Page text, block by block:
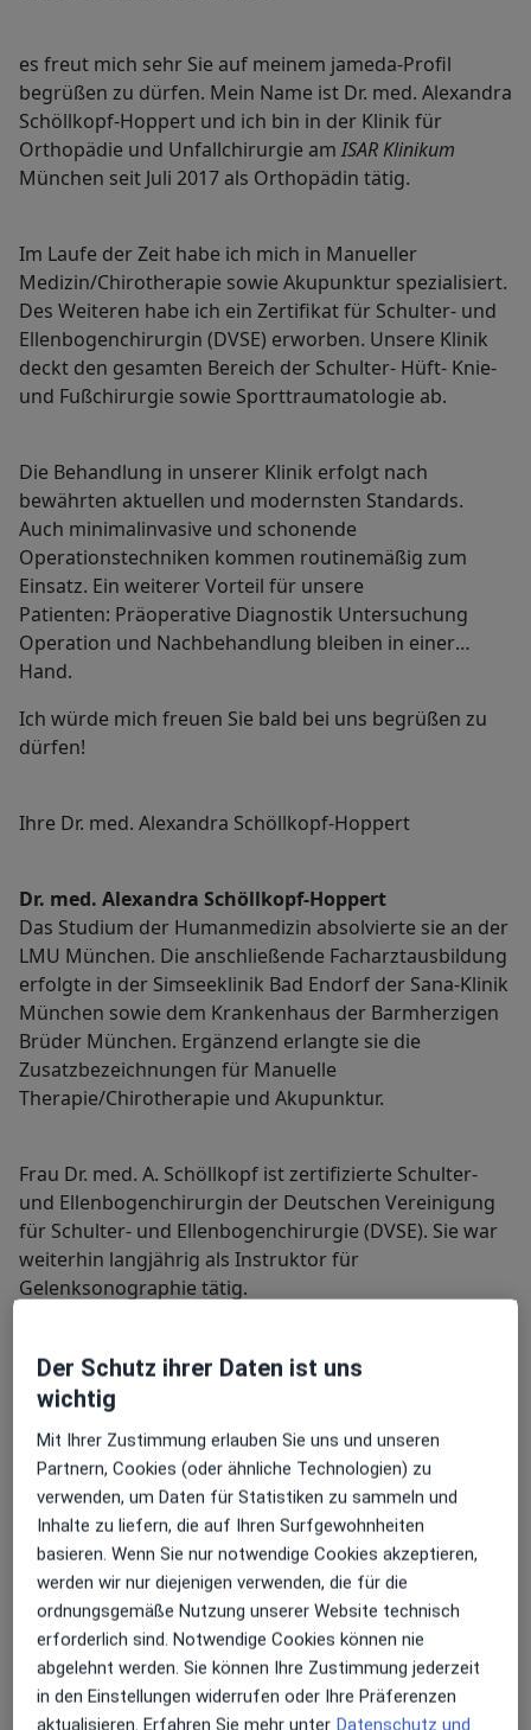
es freut mich sehr Sie auf meinem jameda-Profil
begrüßen zu dürfen. Mein Name ist Dr. med. Alexandra
Schöllkopf-Hoppert und ich bin in der Klinik für
Orthopädie und Unfallchirurgie am ISAR Klinikum
München seit Juli 2017 als Orthopädin tätig.
Im Laufe der Zeit habe ich mich in Manueller
Medizin/Chirotherapie sowie Akupunktur spezialisiert.
Des Weiteren habe ich ein Zertifikat für Schulter- und
Ellenbogenchirurgin (DVSE) erworben. Unsere Klinik
deckt den gesamten Bereich der Schulter- Hüft- Knie-
und Fußchirurgie sowie Sporttraumatologie ab.
Die Behandlung in unserer Klinik erfolgt nach
bewährten aktuellen und modernsten Standards.
Auch minimalinvasive und schonende
Operationstechniken kommen routinemäßig zum
Einsatz. Ein weiterer Vorteil für unsere
Patienten: Präoperative Diagnostik Untersuchung
Operation und Nachbehandlung bleiben in einer
Hand.
Ich würde mich freuen Sie bald bei uns begrüßen zu
dürfen!
Ihre Dr. med. Alexandra Schöllkopf-Hoppert
Dr. med. Alexandra Schöllkopf-Hoppert
Das Studium der Humanmedizin absolvierte sie an der
LMU München. Die anschließende Facharztausbildung
erfolgte in der Simseeklinik Bad Endorf der Sana-Klinik
München sowie dem Krankenhaus der Barmherzigen
Brüder München. Ergänzend erlangte sie die
Zusatzbezeichnungen für Manuelle
Therapie/Chirotherapie und Akupunktur.
Frau Dr. med. A. Schöllkopf ist zertifizierte Schulter-
und Ellenbogenchirurgin der Deutschen Vereinigung
für Schulter- und Ellenbogenchirurgie (DVSE). Sie war
weiterhin langjährig als Instruktor für
Gelenksonographie tätig.
Ihre Spezialisierung liegt in der Sportorthopädie sowie
der konservativen und operativen Therapie von
Erkrankungen und Verletzungen des Schulter- und
Kniegelenkes. Ein weiterer Schwerpunkt ihrer
klinischen Tätigkeit liegt in der operativen und nicht
operativen Knorpel- und Arthrosetherapie und dem
Einsatz orthobiologischer Behandlungsmethoden.
Hier ist sie auch in entsprechenden Fachgesellschaften
aktiv.
Mitgliedschaften
Deutsche Vereinigung für Schulter- und
Ellenbogenchirurgie (DVSE)
Der Schutz ihrer Daten ist uns
wichtig
Mit Ihrer Zustimmung erlauben Sie uns und unseren
Partnern, Cookies (oder ähnliche Technologien) zu
verwenden, um Daten für Statistiken zu sammeln und
Inhalte zu liefern, die auf Ihren Surfgewohnheiten
basieren. Wenn Sie nur notwendige Cookies akzeptieren,
werden wir nur diejenigen verwenden, die für die
ordnungsgemäße Nutzung unserer Website technisch
erforderlich sind. Notwendige Cookies können nie
abgelehnt werden. Sie können Ihre Zustimmung jederzeit
in den Einstellungen widerrufen oder Ihre Präferenzen
aktualisieren. Erfahren Sie mehr unter Datenschutz und